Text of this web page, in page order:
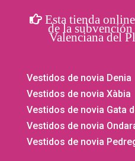
Esta tienda
de la
Valenciana del
Vestidos de novia Denia
Vestidos de novia Xàbia
Vestidos de novia Gata
Vestidos de novia
Vestidos de novia